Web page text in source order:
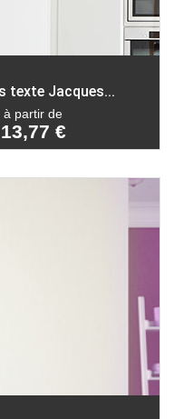
texte Jacques...
à partir de
13,77 €